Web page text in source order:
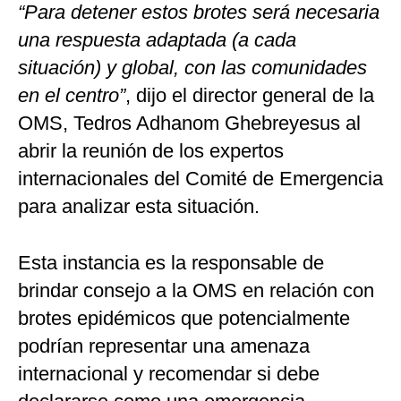
“Para detener estos brotes será necesaria
una respuesta adaptada (a cada
situación) y global, con las comunidades
en el centro”, dijo el director general de la
OMS, Tedros Adhanom Ghebreyesus al
abrir la reunión de los expertos
internacionales del Comité de Emergencia
para analizar esta situación.
Esta instancia es la responsable de
brindar consejo a la OMS en relación con
brotes epidémicos que potencialmente
podrían representar una amenaza
internacional y recomendar si debe